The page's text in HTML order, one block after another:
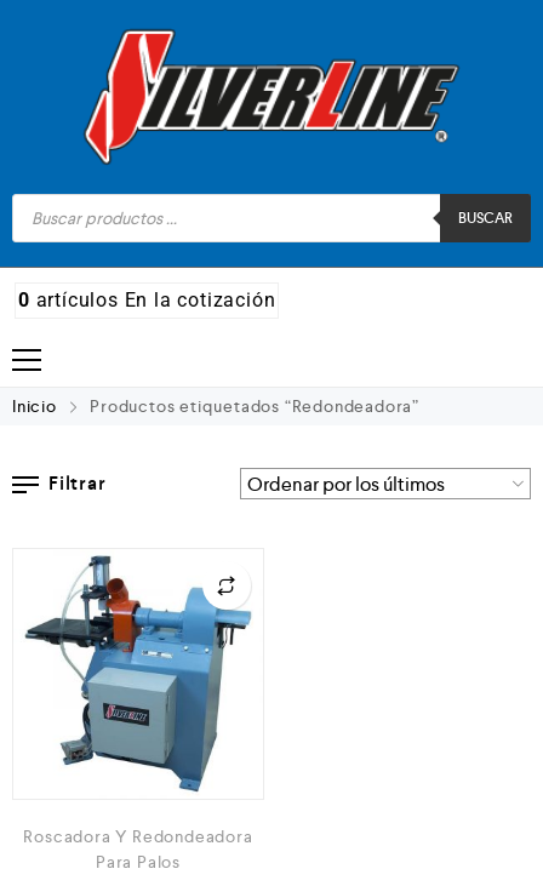
BUSCAR
0 artículos En la cotización
Madera
Automotriz e hidráulico
Ferretería
Mezcladoras
Línea de productos Virutex
Campismo
Inicio Productos etiquetados “Redondeadora”
Filtrar
Roscadora Y Redondeadora
Para Palos